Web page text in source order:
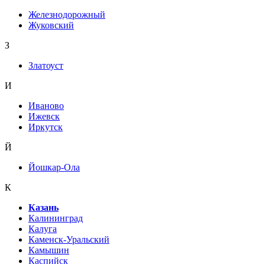
Железнодорожный
Жуковский
З
Златоуст
И
Иваново
Ижевск
Иркутск
Й
Йошкар-Ола
К
Казань
Калининград
Калуга
Каменск-Уральский
Камышин
Каспийск